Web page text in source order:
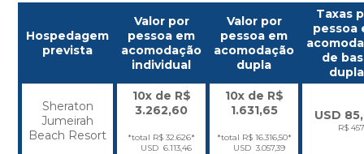
Hospedagem
prevista
Valor por
pessoa em
acomodação
individual
Valor por
pessoa em
acomodação
dupla
Taxas
pessoa
de
dupla
Sheraton
Jumeirah
Beach Resort
10x de R$
3.262,60
*total R$ 32.626*
USD 6.113,46
10x de R$
1.631,65
*total R$ 16.316,50*
USD 3.057,39
USD
R$